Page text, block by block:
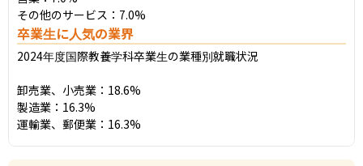
その他のサービス：7.0%
卒業生に人気の業界
2024年度国際教養学科卒業生の業種別就職状況
卸売業、小売業：18.6%
製造業：16.3%
運輸業、郵便業：16.3%